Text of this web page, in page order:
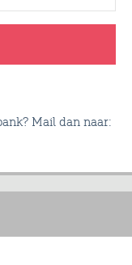
Mail dan naar: